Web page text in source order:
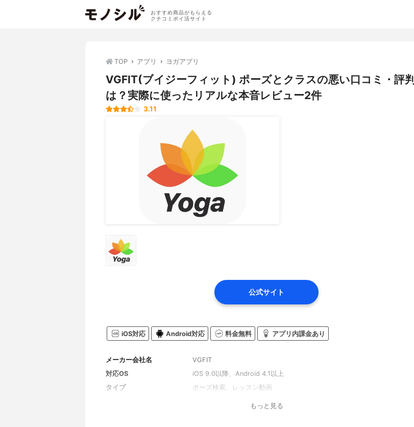
おすすめ商品がもらえる
クチコミポイ活サイト
TOP アプリ ヨガアプリ
VGFIT(ブイジーフィット) ポーズとクラスの悪い口コミ・評判
は？実際に使ったリアルな本音レビュー2件
3.11
公式サイト
iOS対応 Android対応 料金無料 アプリ内課金あり
メーカー会社名
VGFIT
対応OS
iOS 9.0以降、Android 4.1以上
タイプ
ポーズ検索、レッスン動画
もっと見る